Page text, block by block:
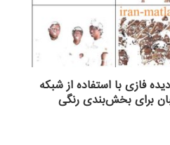
فازی با استفاده از شبکه
برای بخش‌بندی رنگی